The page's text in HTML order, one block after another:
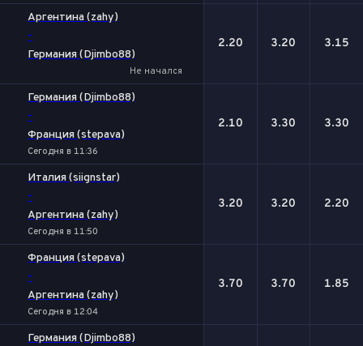
Аргентина (zahy)
-
Германия (Djimbo88)
Не начался
2.20 3.20 3.15
Германия (Djimbo88)
-
Франция (stepava)
Сегодня в 11:36
2.10 3.30 3.30
Италия (siignstar)
-
Аргентина (zahy)
Сегодня в 11:50
3.20 3.20 2.20
Франция (stepava)
-
Аргентина (zahy)
Сегодня в 12:04
3.70 3.70 1.85
Германия (Djimbo88)